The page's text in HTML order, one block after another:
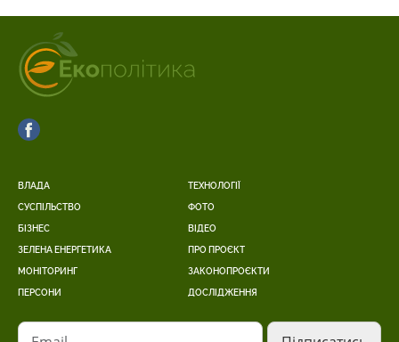
ВЛАДА
СУСПІЛЬСТВО
БІЗНЕС
ЗЕЛЕНА ЕНЕРГЕТИКА
МОНІТОРИНГ
ПЕРСОНИ
ТЕХНОЛОГІЇ
ФОТО
ВІДЕО
ПРО ПРОЄКТ
ЗАКОНОПРОЄКТИ
ДОСЛІДЖЕННЯ